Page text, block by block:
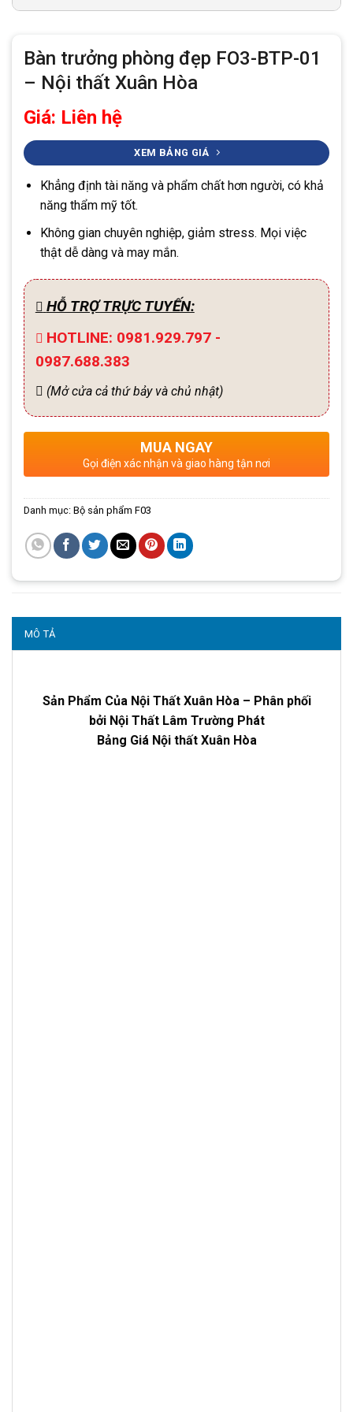
Bàn trưởng phòng đẹp FO3-BTP-01
– Nội thất Xuân Hòa
Giá: Liên hệ
XEM BẢNG GIÁ
Khẳng định tài năng và phẩm chất hơn người, có khả
năng thẩm mỹ tốt.
Không gian chuyên nghiệp, giảm stress. Mọi việc
thật dễ dàng và may mắn.
HỖ TRỢ TRỰC TUYẾN:
HOTLINE: 0981.929.797 -
0987.688.383
(Mở cửa cả thứ bảy và chủ nhật)
MUA NGAY
Gọi điện xác nhận và giao hàng tận nơi
Danh mục: Bộ sản phẩm F03
MÔ TẢ
Sản Phẩm Của Nội Thất Xuân Hòa – Phân phối
bởi Nội Thất Lâm Trường Phát
Bảng Giá Nội thất Xuân Hòa